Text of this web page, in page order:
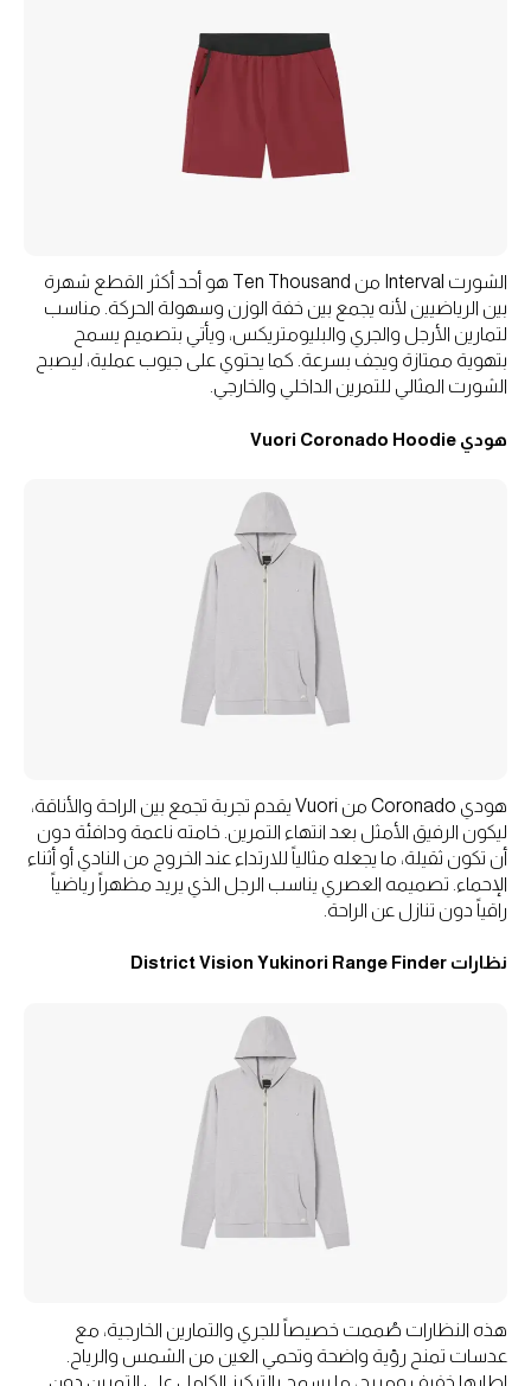
الشورت Interval من Ten Thousand هو أحد أكثر القطع شهرة
بين الرياضيين لأنه يجمع بين خفة الوزن وسهولة الحركة. مناسب
لتمارين الأرجل والجري والبليومتريكس، ويأتي بتصميم يسمح
بتهوية ممتازة ويجف بسرعة. كما يحتوي على جيوب عملية، ليصبح
الشورت المثالي للتمرين الداخلي والخارجي.
هودي Vuori Coronado Hoodie
هودي Coronado من Vuori يقدم تجربة تجمع بين الراحة والأناقة،
ليكون الرفيق الأمثل بعد انتهاء التمرين. خامته ناعمة ودافئة دون
أن تكون ثقيلة، ما يجعله مثالياً للارتداء عند الخروج من النادي أو أثناء
الإحماء. تصميمه العصري يناسب الرجل الذي يريد مظهراً رياضياً
راقياً دون تنازل عن الراحة.
نظارات District Vision Yukinori Range Finder
هذه النظارات صُممت خصيصاً للجري والتمارين الخارجية، مع
عدسات تمنح رؤية واضحة وتحمي العين من الشمس والرياح.
إطارها خفيف ومريح، ما يسمح بالتركيز الكامل على التمرين دون